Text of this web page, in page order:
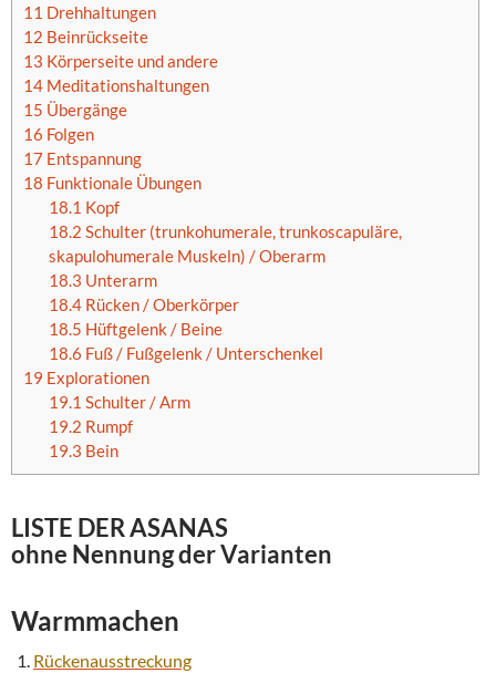
11 Drehhaltungen
12 Beinrückseite
13 Körperseite und andere
14 Meditationshaltungen
15 Übergänge
16 Folgen
17 Entspannung
18 Funktionale Übungen
18.1 Kopf
18.2 Schulter (trunkohumerale, trunkoscapuläre,
skapulohumerale Muskeln) / Oberarm
18.3 Unterarm
18.4Rücken / Oberkörper
18.5 Hüftgelenk / Beine
18.6 Fuß / Fußgelenk / Unterschenkel
19 Explorationen
19.1 Schulter / Arm
19.2 Rumpf
19.3 Bein
LISTE DER ASANAS
ohne Nennung der Varianten
Warmmachen
Rückenausstreckung